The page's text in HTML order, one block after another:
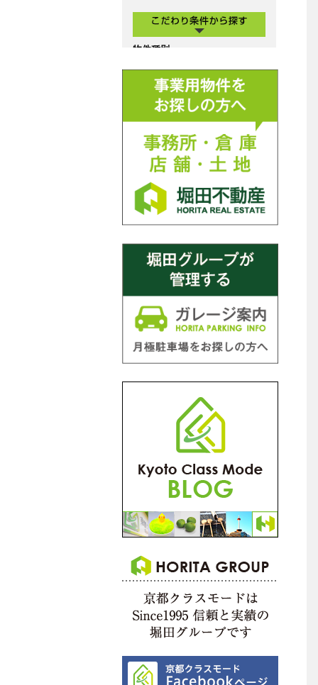
物件種別
アパート・ハイツコーポ
一戸建て
テラスハウス
ワンルーム・1Ｋ
1DK
1LDK
2K
2DK
2LDK
3K
3DK
3LDK
4K
4DK
4LDK以上
1年以内
3年以内
5年以内
7年以内
10年以内
15年以内
20年以内
25年以内
30年以内
35年以内
建物設備
オール電化
バストイレ別
ガスコンロ対応
2口以上コンロ
カウンターキッチン
ウォシュレット
脱衣所
独立洗面台
シャンプードレッサー
追焚機能付バス
浴室乾燥機
バルコニー
陽当り良好
敷金･礼金なし
ネット使用料不要